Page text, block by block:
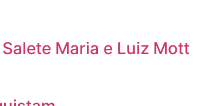
Maria e Luiz Mott